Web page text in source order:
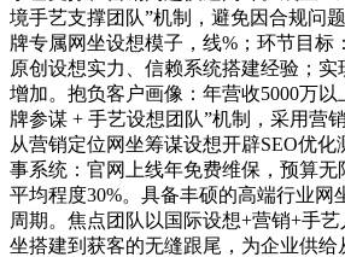
境手艺支撑团队”机制，避免因合规问
牌专属网坐设想模子，线%；环节目标
原创设想实力、信赖系统搭建经验；
增加。抱负客户画像：年营收5000万以
牌参谋 + 手艺设想团队”机制，采用营
从营销定位网坐筹谋设想开辟SEO优
事系统：官网上线年免费维保，预算无
平均程度30%。具备丰硕的高端行业网
周期。焦点团队以国际设想+营销+手
坐搭建到获客的无缝跟尾，为企业供